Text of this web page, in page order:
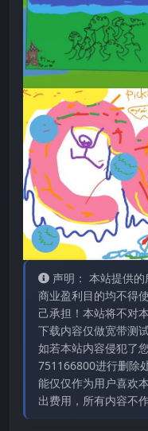
声明： 本站提供
商业盈利目的均不得
己承担！本站将不对
下载内容仅做宽带测
如若本站内容侵犯了
751166800进行删除
能仅仅作为用户喜欢
出费用，所有内容不